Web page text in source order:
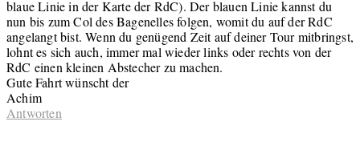
blaue Linie in der Karte der RdC). Der blauen Linie kannst du
nun bis zum Col des Bagenelles folgen, womit du auf der RdC
angelangt bist. Wenn du genügend Zeit auf deiner Tour mitbringst,
lohnt es sich auch, immer mal wieder links oder rechts von der
RdC einen kleinen Abstecher zu machen.
Gute Fahrt wünscht der
Achim
Antworten